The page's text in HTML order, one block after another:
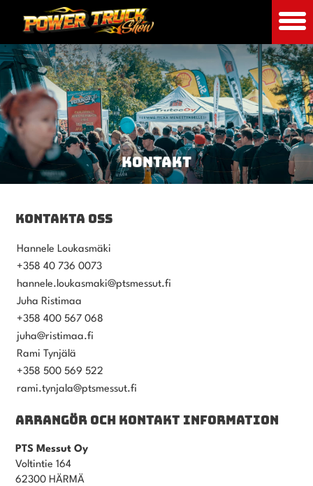
KONTAKT
KONTAKTA OSS
Hannele Loukasmäki
+358 40 736 0073
hannele.loukasmaki@ptsmessut.fi
Juha Ristimaa
+358 400 567 068
juha@ristimaa.fi
Rami Tynjälä
+358 500 569 522
rami.tynjala@ptsmessut.fi
ARRANGÖR OCH KONTAKT INFORMATION
PTS Messut Oy
Voltintie 164
62300 HÄRMÄ